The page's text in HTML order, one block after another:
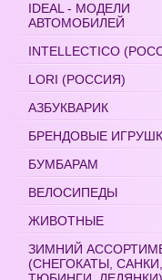
IDEAL - МОДЕЛИ
АВТОМОБИЛЕЙ
INTELLECTICO
LORI (РОССИЯ)
АЗБУКВАРИК
БРЕНДОВЫЕ
БУМБАРАМ
ВЕЛОСИПЕДЫ
ЖИВОТНЫЕ
ЗИМНИЙ
(СНЕГОКАТЫ, САНКИ,